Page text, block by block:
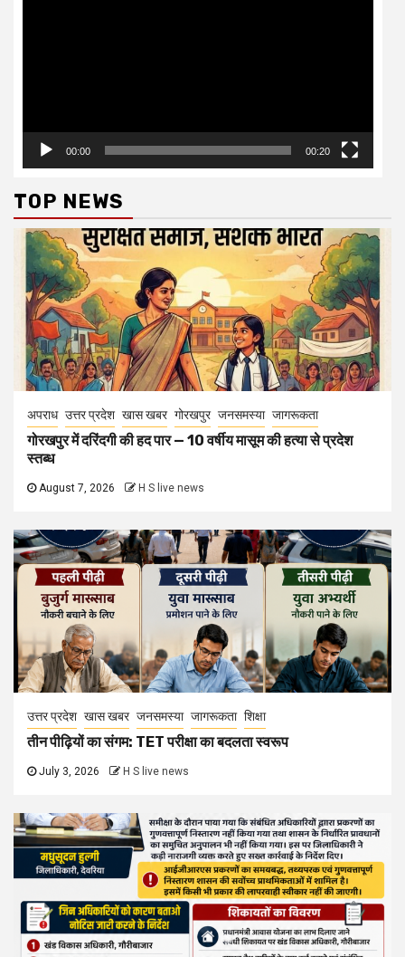
00:00 00:20
TOP NEWS
अपराध उत्तर प्रदेश खास खबर गोरखपुर जनसमस्या जागरूकता
गोरखपुर में दरिंदगी की हद पार — 10 वर्षीय मासूम की हत्या से प्रदेश
स्तब्ध
August 7, 2026 H S live news
उत्तर प्रदेश खास खबर जनसमस्या जागरूकता शिक्षा
तीन पीढ़ियों का संगम: TET परीक्षा का बदलता स्वरूप
July 3, 2026 H S live news